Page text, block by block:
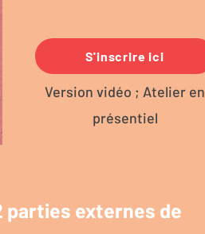
S'inscrire ici
Version vidéo ; Atelier en
présentiel
parties externes de